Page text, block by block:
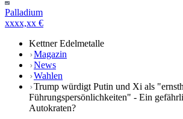
Palladium
xxxx,xx €
Kettner Edelmetalle
Magazin
News
Wahlen
Trump würdigt Putin und Xi als
Führungspersönlichkeiten" - Ein
Autokraten?